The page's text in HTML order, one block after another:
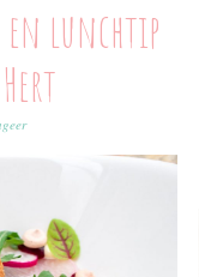
en lunchtip